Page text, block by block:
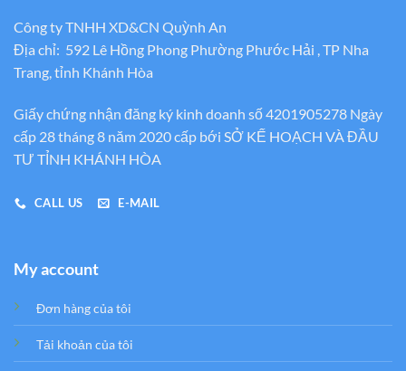
Công ty TNHH XD&CN Quỳnh An
Địa chỉ: 592 Lê Hồng Phong Phường Phước Hải , TP Nha
Trang, tỉnh Khánh Hòa
Giấy chứng nhận đăng ký kinh doanh số 4201905278 Ngày
cấp 28 tháng 8 năm 2020 cấp bới SỞ KẾ HOẠCH VÀ ĐẦU
TƯ TỈNH KHÁNH HÒA
CALL US E-MAIL
My account
Đơn hàng của tôi
Tải khoản của tôi